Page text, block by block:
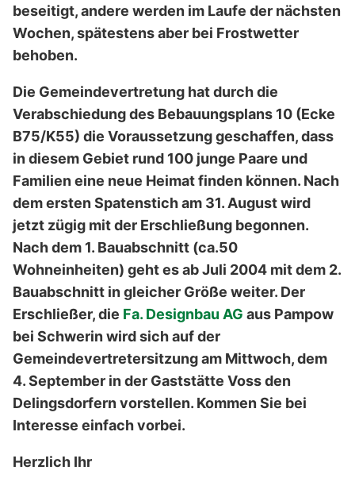
beseitigt, andere werden im Laufe der nächsten
Wochen, spätestens aber bei Frostwetter
behoben.
Die Gemeindevertretung hat durch die
Verabschiedung des Bebauungsplans 10 (Ecke
B75/K55) die Voraussetzung geschaffen, dass
in diesem Gebiet rund 100 junge Paare und
Familien eine neue Heimat finden können. Nach
dem ersten Spatenstich am 31. August wird
jetzt zügig mit der Erschließung begonnen.
Nach dem 1. Bauabschnitt (ca.50
Wohneinheiten) geht es ab Juli 2004 mit dem 2.
Bauabschnitt in gleicher Größe weiter. Der
Erschließer, die Fa. Designbau AG aus Pampow
bei Schwerin wird sich auf der
Gemeindevertretersitzung am Mittwoch, dem
4. September in der Gaststätte Voss den
Delingsdorfern vorstellen. Kommen Sie bei
Interesse einfach vorbei.
Herzlich Ihr